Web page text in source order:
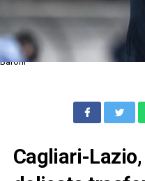
Baroni
Cagliari-